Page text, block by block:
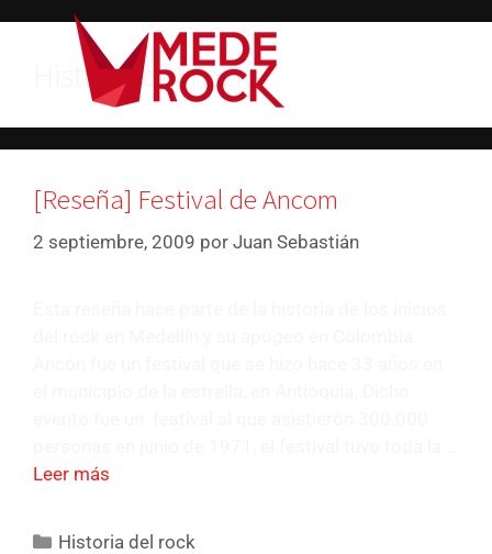
Historia del rock
[Reseña] Festival de Ancom
2 septiembre, 2009 por Juan Sebastián
Leer más
Historia del rock